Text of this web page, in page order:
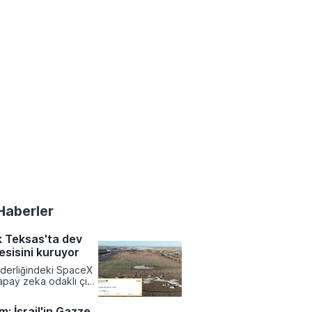
Teksas'ta dev
kuruyor
SpaceX
zeka odaklı çip
Teksas